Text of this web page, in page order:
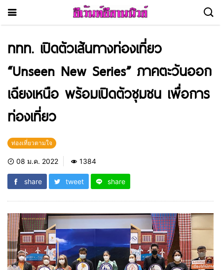
ททท. เปิดตัวเส้นทางท่องเที่ยว
“Unseen New Series” ภาคตะวันออก
เฉียงเหนือ พร้อมเปิดตัวชุมชน เพื่อการ
ท่องเที่ยว
ท่องเที่ยวตามใจ
08 ม.ค. 2022 1384
share tweet share